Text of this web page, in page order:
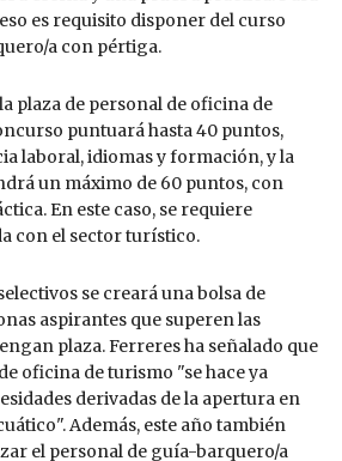
es requisito disponer del curso
a con pértiga.
plaza de personal de oficina de
puntuará hasta 40 puntos,
laboral, idiomas y formación, y la
un máximo de 60 puntos, con
En este caso, se requiere
con el sector turístico.
se creará una bolsa de
aspirantes que superen las
plaza. Ferreres ha señalado que
oficina de turismo "se hace ya
derivadas de la apertura en
Además, este año también
el personal de guía-barquero/a